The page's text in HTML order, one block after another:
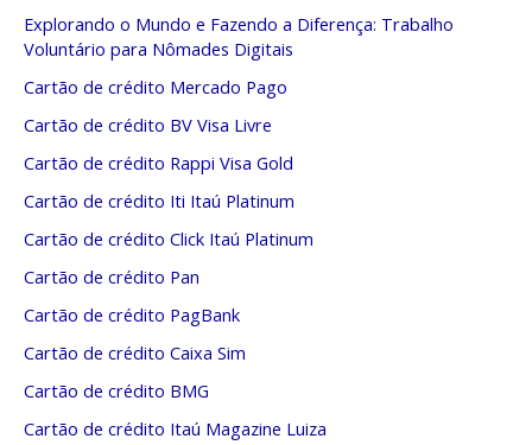
Explorando o Mundo e Fazendo a Diferença: Trabalho
Voluntário para Nômades Digitais
Cartão de crédito Mercado Pago
Cartão de crédito BV Visa Livre
Cartão de crédito Rappi Visa Gold
Cartão de crédito Iti Itaú Platinum
Cartão de crédito Click Itaú Platinum
Cartão de crédito Pan
Cartão de crédito PagBank
Cartão de crédito Caixa Sim
Cartão de crédito BMG
Cartão de crédito Itaú Magazine Luiza